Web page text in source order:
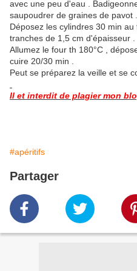
avec une peu d'eau .
saupoudrer de graines de pavot
Déposez les cylindres 30 min
tranches de 1,5 cm d'épaisseur .
Allumez le four th 180°C ,
cuire 20/30 min .
Peut se préparez la veille et se
Il et interdit de plagier mon
#apéritifs
Partager